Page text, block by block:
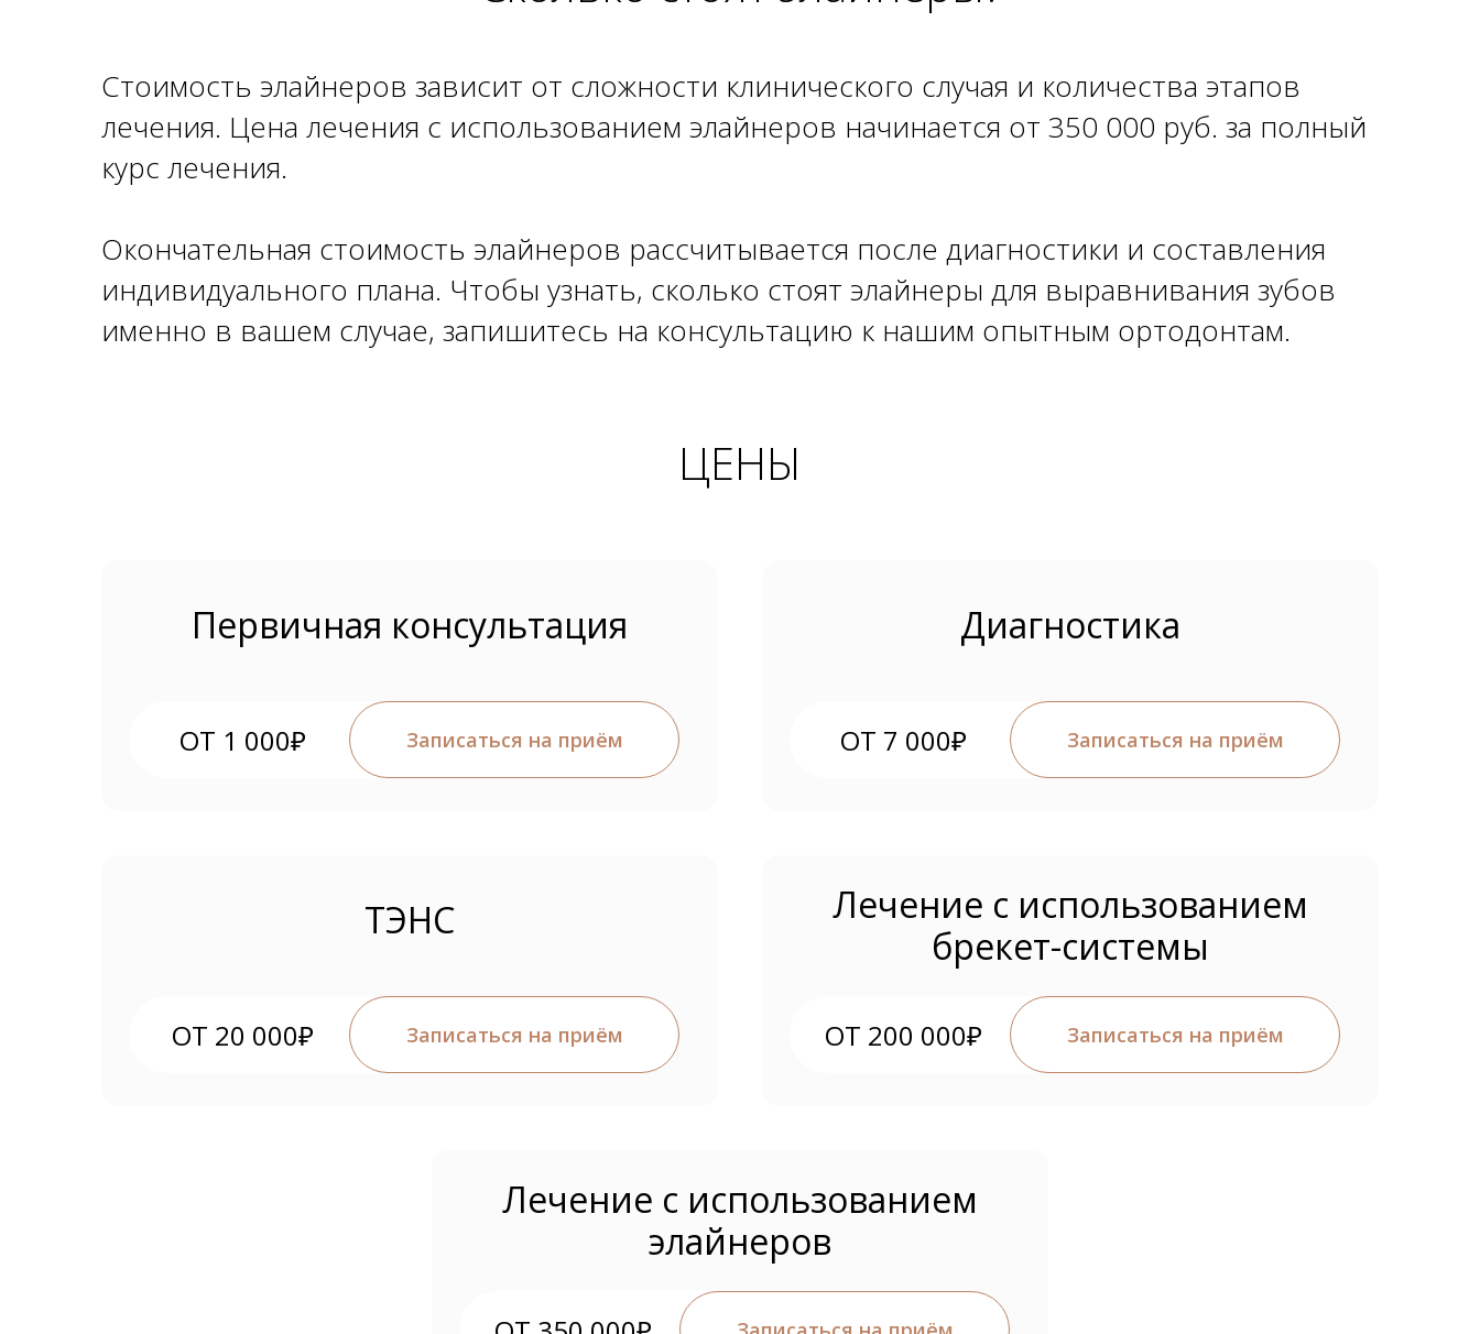
Стоимость элайнеров зависит от сложности клинического случая и количества этапов
лечения. Цена лечения с использованием элайнеров начинается от 350 000 руб. за полный
курс лечения.
Окончательная стоимость элайнеров рассчитывается после диагностики и составления
индивидуального плана. Чтобы узнать, сколько стоят элайнеры для выравнивания зубов
именно в вашем случае, запишитесь на консультацию к нашим опытным ортодонтам.
ЦЕНЫ
Первичная консультация
ОТ 1 000₽ Записаться на приём
Диагностика
ОТ 7 000₽ Записаться на приём
ТЭНС
ОТ 20 000₽ Записаться на приём
Лечение с использованием
брекет-системы
ОТ 200 000₽ Записаться на приём
Лечение с использованием
элайнеров